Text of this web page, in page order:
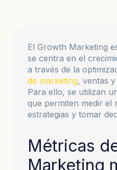
El Growth Marketing
se centra en el
a través de la
de marketing, ventas
Para ello, se utilizan
que permiten medir el
estrategias y tomar
Métricas
Marketing